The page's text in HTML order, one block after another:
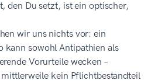
den Du setzt, ist ein optischer,
wir uns nichts vor: ein
kann sowohl Antipathien als
Vorurteile wecken –
mittlerweile kein Pflichtbestandteil